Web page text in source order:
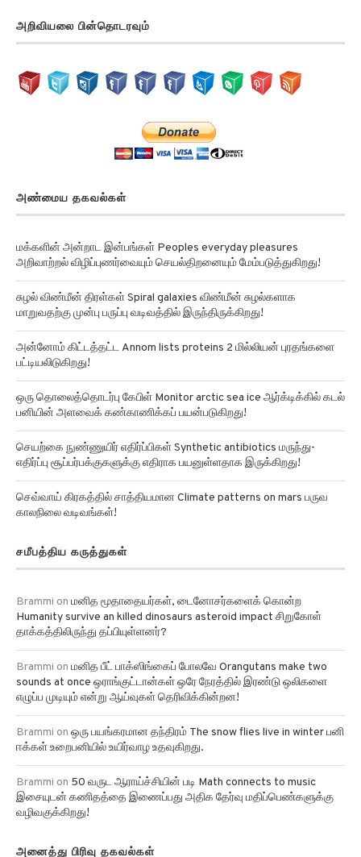
அறிவியலை பின்தொடரவும்
அண்மைய தகவல்கள்
மக்களின் அன்றாட இன்பங்கள் Peoples everyday pleasures
அறிவாற்றல் விழிப்புணர்வையும் செயல்திறனையும் மேம்படுத்துகிறது!
சுழல் விண்மீன் திரள்கள் Spiral galaxies விண்மீன் சுழல்களாக
மாறுவதற்கு முன்பு பருப்பு வடிவத்தில் இருந்திருக்கிறது!
அன்னோம் கிட்டத்தட்ட Annom lists proteins 2 மில்லியன் புரதங்களை
பட்டியலிடுகிறது!
ஒரு தொலைத்தொடர்பு கேபிள் Monitor arctic sea ice ஆர்க்டிக்கில் கடல்
பனியின் அளவைக் கண்காணிக்கப் பயன்படுகிறது!
செயற்கை நுண்ணுயிர் எதிர்ப்பிகள் Synthetic antibiotics மருந்து-
எதிர்ப்பு சூப்பர்பக்குகளுக்கு எதிராக பயனுள்ளதாக இருக்கிறது!
செவ்வாய் கிரகத்தில் சாத்தியமான Climate patterns on mars பருவ
காலநிலை வடிவங்கள்!
சமீபத்திய கருத்துகள்
Brammi on மனித மூதாதையர்கள், டைனோசர்களைக் கொன்ற
Humanity survive an killed dinosaurs asteroid impact சிறுகோள்
தாக்கத்திலிருந்து தப்பியுள்ளனர்?
Brammi on மனித பீட் பாக்ஸிங்கைப் போலவே Orangutans make two
sounds at once ஒராங்குட்டான்கள் ஒரே நேரத்தில் இரண்டு ஒலிகளை
எழுப்ப முடியும் என்று ஆய்வுகள் தெரிவிக்கின்றன!
Brammi on ஒரு பயங்கரமான தந்திரம் The snow flies live in winter பனி
ஈக்கள் உறைபனியில் உயிர்வாழ உதவுகிறது.
Brammi on 50 வருட ஆராய்ச்சியின் படி Math connects to music
இசையுடன் கணிதத்தை இணைப்பது அதிக தேர்வு மதிப்பெண்களுக்கு
வழிவகுக்கிறது!
அனைத்து பிரிவு தகவல்கள்